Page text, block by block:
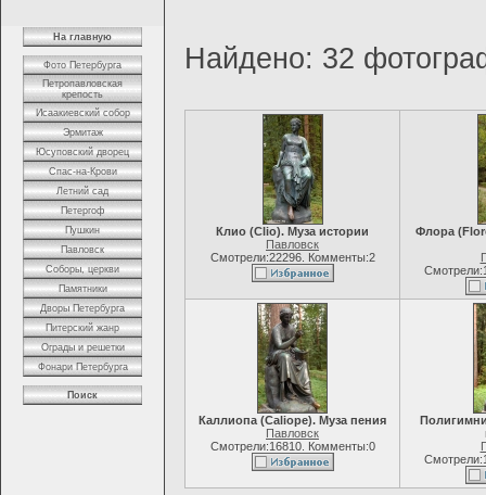
На главную
Фото Петербурга
Петропавловская
крепость
Исаакиевский собор
Эрмитаж
Юсуповский дворец
Спас-на-Крови
Летний сад
Петергоф
Пушкин
Павловск
Соборы, церкви
Памятники
Дворы Петербурга
Питерский жанр
Ограды и решетки
Фонари Петербурга
Поиск
Найдено: 32
Клио (Clio). Муза истории
Павловск
Смотрели:22296. Комменты:2
Флора
Каллиопа (Caliope). Муза пения
Павловск
Смотрели:16810. Комменты:0